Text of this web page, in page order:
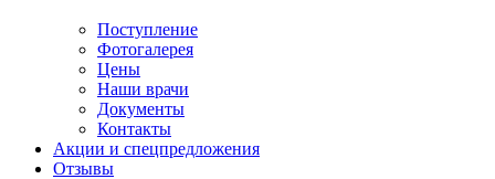
Поступление
Фотогалерея
Цены
Наши врачи
Документы
Контакты
Акции и спецпредложения
Отзывы